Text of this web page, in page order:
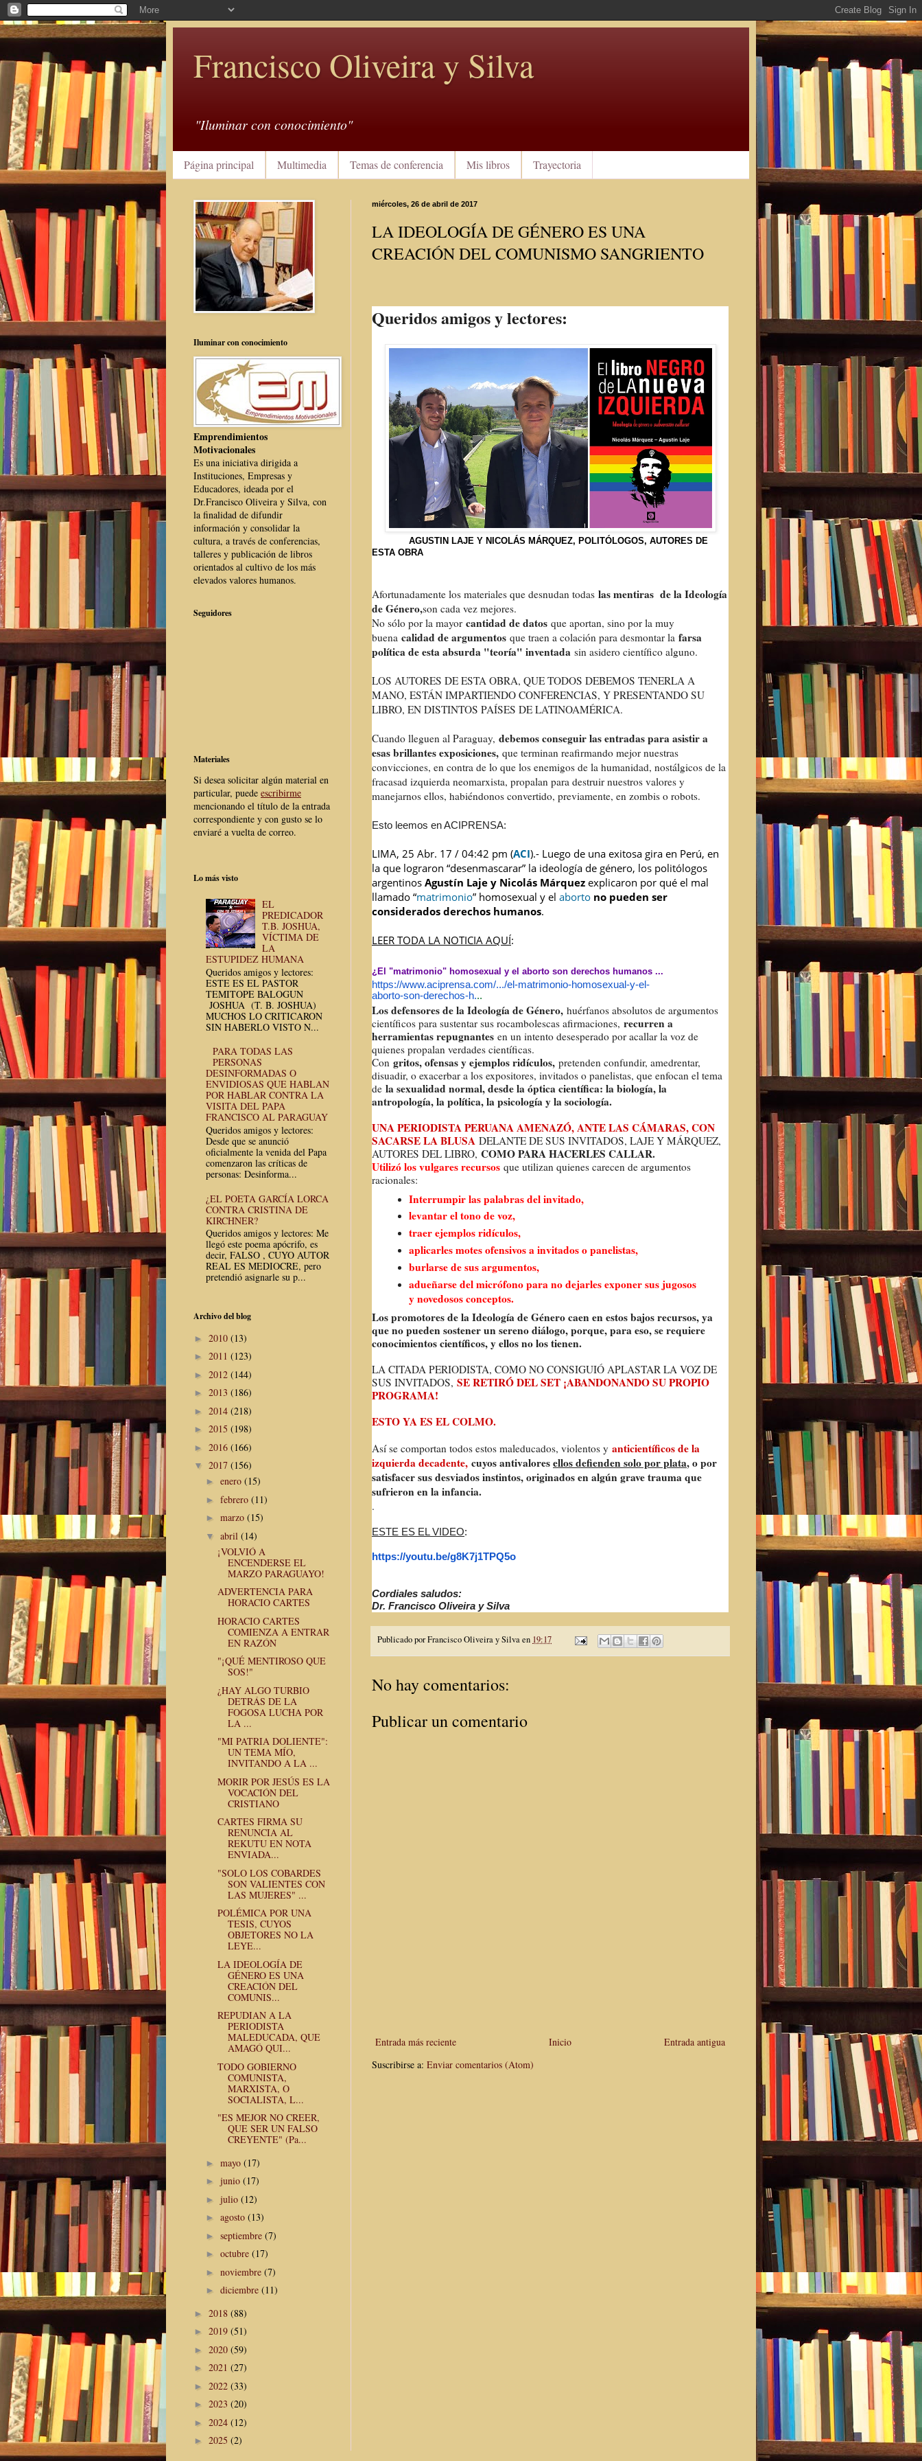
Francisco Oliveira y Silva
"Iluminar con conocimiento"
Página principal Multimedia Temas de conferencia Mis libros Trayectoria
miércoles, 26 de abril de 2017
LA IDEOLOGÍA DE GÉNERO ES UNA
CREACIÓN DEL COMUNISMO SANGRIENTO
Queridos amigos y lectores:
AGUSTIN LAJE Y NICOLÁS MÁRQUEZ, POLITÓLOGOS, AUTORES DE
ESTA OBRA
Afortunadamente los materiales que desnudan todas las mentiras de la Ideología
de Género,son cada vez mejores.
No sólo por la mayor cantidad de datos que aportan, sino por la muy
buena calidad de argumentos que traen a colación para desmontar la farsa
política de esta absurda "teoría" inventada sin asidero científico alguno.
LOS AUTORES DE ESTA OBRA, QUE TODOS DEBEMOS TENERLA A
MANO, ESTÁN IMPARTIENDO CONFERENCIAS, Y PRESENTANDO SU
LIBRO, EN DISTINTOS PAÍSES DE LATINOAMÉRICA.
Cuando lleguen al Paraguay, debemos conseguir las entradas para asistir a
esas brillantes exposiciones, que terminan reafirmando mejor nuestras
convicciones, en contra de lo que los enemigos de la humanidad, nostálgicos de la
fracasad izquierda neomarxista, propalan para destruir nuestros valores y
manejarnos ellos, habiéndonos convertido, previamente, en zombis o robots.
Esto leemos en ACIPRENSA:
LIMA, 25 Abr. 17 / 04:42 pm (ACI).- Luego de una exitosa gira en Perú, en
la que lograron “desenmascarar” la ideología de género, los politólogos
argentinosAgustín Laje y Nicolás Márquezexplicaron por qué el mal
llamado “matrimonio” homosexual y el aborto no pueden ser
considerados derechos humanos.
LEER TODA LA NOTICIA AQUÍ:
¿El "matrimonio" homosexual y el aborto son derechos humanos ...
https://www.aciprensa.com/.../el-matrimonio-homosexual-y-el-
aborto-son-derechos-h...
Los defensores de la Ideología de Género, huérfanos absolutos de argumentos
científicos para sustentar sus rocambolescas afirmaciones, recurren a
herramientas repugnantes en un intento desesperado por acallar la voz de
quienes propalan verdades científicas.
Con gritos, ofensas y ejemplos ridículos, pretenden confundir, amedrentar,
disuadir, o exacerbar a los expositores, invitados o panelistas, que enfocan el tema
de la sexualidad normal, desde la óptica científica: la biología, la
antropología, la política, la psicología y la sociología.
UNA PERIODISTA PERUANA AMENAZÓ, ANTE LAS CÁMARAS, CON
SACARSE LA BLUSA DELANTE DE SUS INVITADOS, LAJE Y MÁRQUEZ,
AUTORES DEL LIBRO, COMO PARA HACERLES CALLAR.
Utilizó los vulgares recursos que utilizan quienes carecen de argumentos
racionales:
Interrumpir las palabras del invitado,
levantar el tono de voz,
traer ejemplos ridículos,
aplicarles motes ofensivos a invitados o panelistas,
burlarse de sus argumentos,
adueñarse del micrófono para no dejarles exponer sus jugosos
y novedosos conceptos.
Los promotores de la Ideología de Género caen en estos bajos recursos, ya
que no pueden sostener un sereno diálogo, porque, para eso, se requiere
conocimientos científicos, y ellos no los tienen.
LA CITADA PERIODISTA, COMO NO CONSIGUIÓ APLASTAR LA VOZ DE
SUS INVITADOS, SE RETIRÓ DEL SET ¡ABANDONANDO SU PROPIO
PROGRAMA!
ESTO YA ES EL COLMO.
Así se comportan todos estos maleducados, violentos y anticientíficos de la
izquierda decadente, cuyos antivaloresellos defienden solo por plata, o por
satisfacer sus desviados instintos, originados en algún grave trauma que
sufrieron en la infancia.
.
ESTE ES EL VIDEO:
https://youtu.be/g8K7j1TPQ5o
Cordiales saludos:
Dr. Francisco Oliveira y Silva
Publicado porFrancisco Oliveira y Silvaen 19:17
No hay comentarios:
Publicar un comentario
Entrada más reciente Entrada antigua
Inicio
Suscribirse a: Enviar comentarios (Atom)
Iluminar con conocimiento
Emprendimientos
Motivacionales
Es una iniciativa dirigida a
Instituciones, Empresas y
Educadores, ideada por el
Dr.Francisco Oliveira y Silva, con
la finalidad de difundir
información y consolidar la
cultura, a través de conferencias,
talleres y publicación de libros
orientados al cultivo de los más
elevados valores humanos.
Seguidores
Materiales
Si desea solicitar algún material en
particular, puede escribirme
mencionando el título de la entrada
correspondiente y con gusto se lo
enviaré a vuelta de correo.
Lo más visto
EL
PREDICADOR
T.B. JOSHUA,
VÍCTIMA DE
LA
ESTUPIDEZ HUMANA
Queridos amigos y lectores:
ESTE ES EL PASTOR
TEMITOPE BALOGUN
JOSHUA (T. B. JOSHUA)
MUCHOS LO CRITICARON
SIN HABERLO VISTO N...
PARA TODAS LAS
PERSONAS
DESINFORMADAS O
ENVIDIOSAS QUE HABLAN
POR HABLAR CONTRA LA
VISITA DEL PAPA
FRANCISCO AL PARAGUAY
Queridos amigos y lectores:
Desde que se anunció
oficialmente la venida del Papa
comenzaron las críticas de
personas: Desinforma...
¿EL POETA GARCÍA LORCA
CONTRA CRISTINA DE
KIRCHNER?
Queridos amigos y lectores: Me
llegó este poema apócrifo, es
decir, FALSO , CUYO AUTOR
REAL ES MEDIOCRE, pero
pretendió asignarle su p...
Archivo del blog
► 2010 (13)
► 2011 (123)
► 2012 (144)
► 2013 (186)
► 2014 (218)
► 2015 (198)
► 2016 (166)
▼ 2017 (156)
► enero (15)
► febrero (11)
► marzo (15)
▼ abril (14)
¡VOLVIÓ A
ENCENDERSE EL
MARZO PARAGUAYO!
ADVERTENCIA PARA
HORACIO CARTES
HORACIO CARTES
COMIENZA A ENTRAR
EN RAZÓN
"¡QUÉ MENTIROSO QUE
SOS!"
¿HAY ALGO TURBIO
DETRÁS DE LA
FOGOSA LUCHA POR
LA ...
"MI PATRIA DOLIENTE":
UN TEMA MÍO,
INVITANDO A LA ...
MORIR POR JESÚS ES LA
VOCACIÓN DEL
CRISTIANO
CARTES FIRMA SU
RENUNCIA AL
REKUTU EN NOTA
ENVIADA...
"SOLO LOS COBARDES
SON VALIENTES CON
LAS MUJERES" ...
POLÉMICA POR UNA
TESIS, CUYOS
OBJETORES NO LA
LEYE...
LA IDEOLOGÍA DE
GÉNERO ES UNA
CREACIÓN DEL
COMUNIS...
REPUDIAN A LA
PERIODISTA
MALEDUCADA, QUE
AMAGÓ QUI...
TODO GOBIERNO
COMUNISTA,
MARXISTA, O
SOCIALISTA, L...
"ES MEJOR NO CREER,
QUE SER UN FALSO
CREYENTE" (Pa...
► mayo (17)
► junio (17)
► julio (12)
► agosto (13)
► septiembre (7)
► octubre (17)
► noviembre (7)
► diciembre (11)
► 2018 (88)
► 2019 (51)
► 2020 (59)
► 2021 (27)
► 2022 (33)
► 2023 (20)
► 2024 (12)
► 2025 (2)